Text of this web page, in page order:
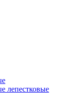
лепестковые